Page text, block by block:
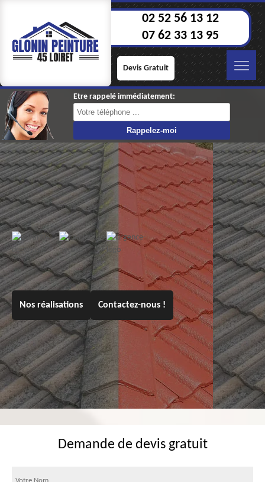
02 52 56 13 12
07 62 33 13 95
Devis Gratuit
Etre rappelé immédiatement:
Nos réalisations Contactez-nous !
Demande de devis gratuit